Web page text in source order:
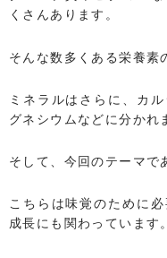
くさんあります。
そんな数多くある栄養素
ミネラルはさらに、カ
グネシウムなどに分かれ
そして、今回のテーマで
こちらは味覚のために
成長にも関わっています。